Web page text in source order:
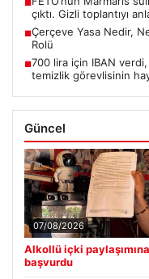
■
çıktı. Gizli toplantıyı
■Çerçeve Yasa Nedir,
Rolü
■700 lira için IBAN verdi,
temizlik görevlisinin
Güncel
07/08/2026
Alkollü içki
başvurdu